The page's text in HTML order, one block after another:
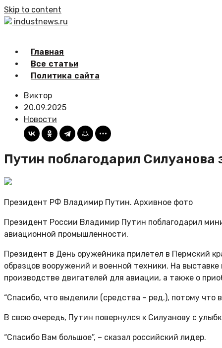
Skip to content
industnews.ru
Главная
Все статьи
Политика сайта
Виктор
20.09.2025
Новости
Путин поблагодарил
Президент РФ Владимир Путин. Архивное фото
Президент России Владимир Путин поблагодарил
авиационной промышленности.
Президент в День оружейника прилетел в Пермский
образцов вооружений и военной техники. На
производстве двигателей для авиации, а также о
“Спасибо, что выделили (средства – ред.), потому что
В свою очередь, Путин повернулся к Силуанову с
“Спасибо Вам большое”, – сказал российский лидер.